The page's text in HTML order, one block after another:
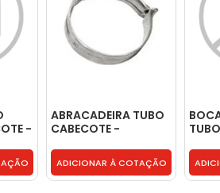
-
ABRACADEIRA TUBO
CABECOTE -
ADICIONAR À COTAÇÃO